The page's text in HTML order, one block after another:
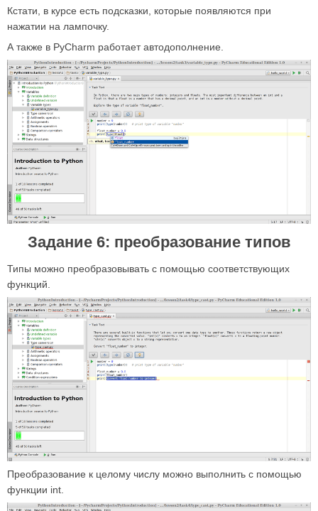
Кстати, в курсе есть подсказки, которые появляются при
нажатии на лампочку.
А также в PyCharm работает автодополнение.
Задание 6: преобразование типов
Типы можно преобразовывать с помощью соответствующих
функций.
Преобразование к целому числу можно выполнить с помощью
функции int.